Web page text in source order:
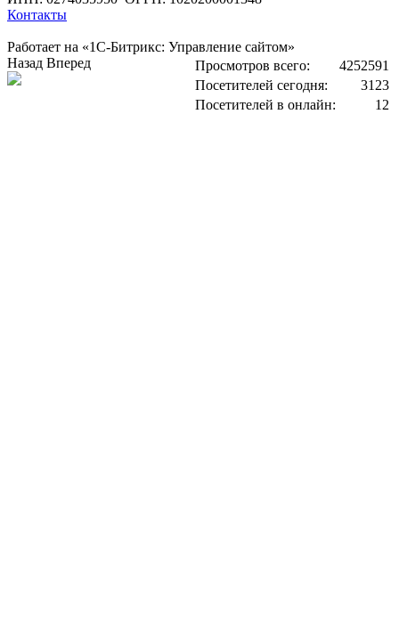
Контакты
Работает на «1С-Битрикс: Управление сайтом»
Просмотров всего:
4252591
Посетителей сегодня:
3123
Посетителей в онлайн:
12
Назад Вперед